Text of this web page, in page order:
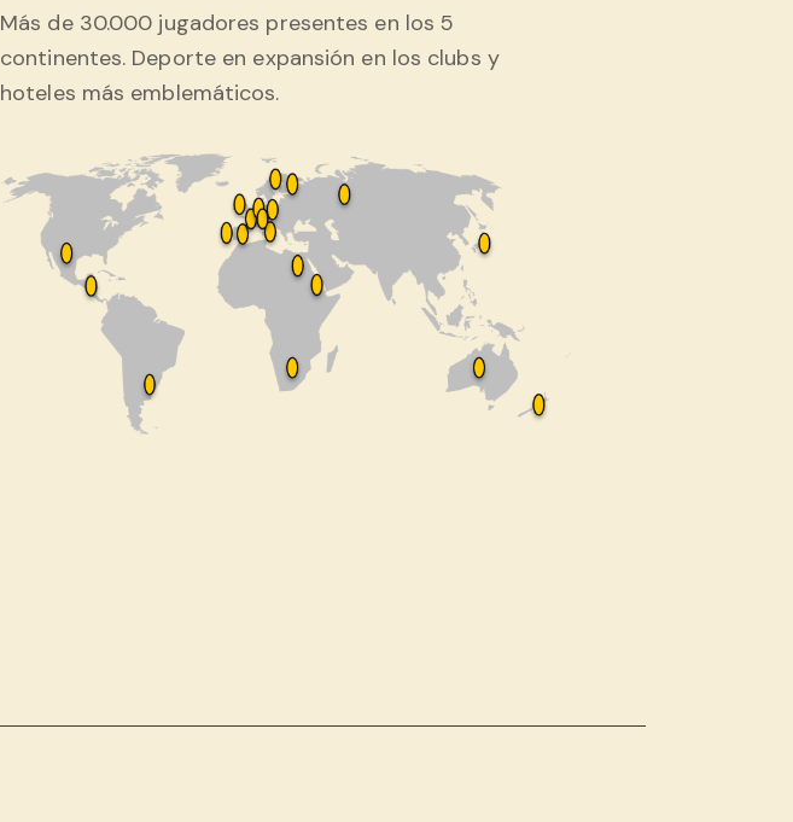
Más de 30.000 jugadores presentes en los 5
continentes. Deporte en expansión en los clubs y
hoteles más emblemáticos.